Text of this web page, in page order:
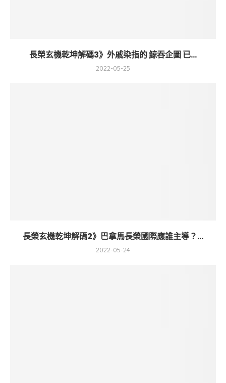
長榮玄機乾坤解碼3》外戚染指的 鯨吞企圖 已...
2022-05-25
長榮玄機乾坤解碼2》巴拿馬長榮國際應誰主導？...
2022-05-24